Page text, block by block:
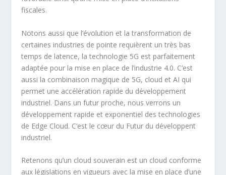
fiscales.
Notons aussi que l’évolution et la transformation de
certaines industries de pointe requièrent un très bas
temps de latence, la technologie 5G est parfaitement
adaptée pour la mise en place de l’industrie 4.0. C’est
aussi la combinaison magique de 5G, cloud et AI qui
permet une accélération rapide du développement
industriel. Dans un futur proche, nous verrons un
développement rapide et exponentiel des technologies
de Edge Cloud. C’est le cœur du Futur du développent
industriel.
Retenons qu’un cloud souverain est un cloud conforme
aux législations en vigueurs avec la mise en place d’une